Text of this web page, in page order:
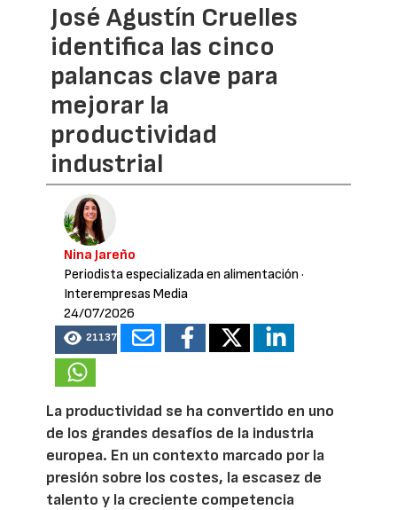
José Agustín Cruelles
identifica las cinco
palancas clave para
mejorar la
productividad
industrial
Nina Jareño
Periodista especializada en alimentación ·
Interempresas Media
24/07/2026
21137
La productividad se ha convertido en uno
de los grandes desafíos de la industria
europea. En un contexto marcado por la
presión sobre los costes, la escasez de
talento y la creciente competencia